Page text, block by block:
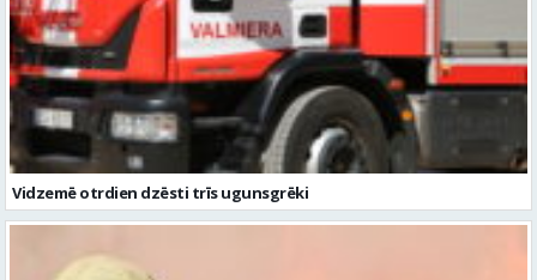
Vidzemē otrdien dzēsti trīs ugunsgrēki